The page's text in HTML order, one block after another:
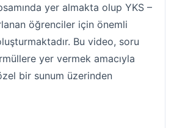
yer almakta olup YKS –
öğrenciler için önemli
Bu video, soru
yer vermek amacıyla
bir sunum üzerinden